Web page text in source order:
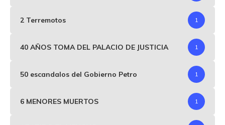
2 Terremotos 1
40 AÑOS TOMA DEL PALACIO DE JUSTICIA 1
50 escandalos del Gobierno Petro 1
6 MENORES MUERTOS 1